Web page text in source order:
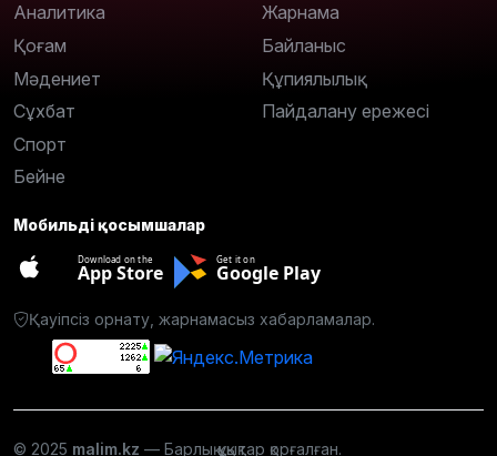
Аналитика
Қоғам
Мәдениет
Сұхбат
Спорт
Бейне
Жарнама
Байланыс
Құпиялылық
Пайдалану ережесі
Мобильді қосымшалар
Download on the
App Store
Get it on
Google Play
Қауіпсіз орнату, жарнамасыз хабарламалар.
© 2025 malim.kz — Барлық құқықтар қорғалған.